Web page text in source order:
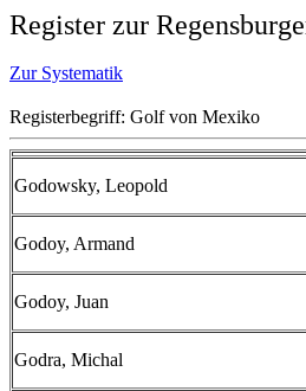
Register zur
Zur Systematik
Registerbegriff: Golf von Mexiko
Godowsky, Leopold
Godoy, Armand
Godoy, Juan
Godra, Michal